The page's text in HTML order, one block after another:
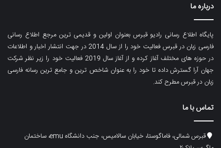
درباره ما
پایگاه اطلاع رسانی رادیو قبرس بعنوان اولین و قدیمی ترین مرجع اطلاع رسانی
فارسی زبان در قبرس فعالیت خود را از سال 2014 در جهت انتشار اخبار و اطلاعات
در حوزه های مختلف آغاز کرده و از آغاز سال 2019 فعالیت خود را زیر نظر شرکت
جهان آرا گسترش داده تا خود را به عنوان شاخص ترین و جامع ترین رسانه فارسی
زبان در قبرس مطرح کند.
تماس با ما
قبرس شمالی، فاماگوستا، خیابان سالامیس، جنب دانشگاه emu، ساختمان